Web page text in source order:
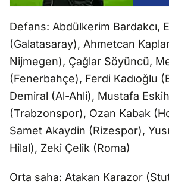
Defans: Abdülkerim Bardakcı,
(Galatasaray), Ahmetcan
Nijmegen), Çağlar Söyüncü,
(Fenerbahçe), Ferdi Kadıoğlu
Demiral (Al-Ahli), Mustafa
(Trabzonspor), Ozan Kabak
Samet Akaydin (Rizespor),
Hilal), Zeki Çelik (Roma)
Orta saha: Atakan Karazor